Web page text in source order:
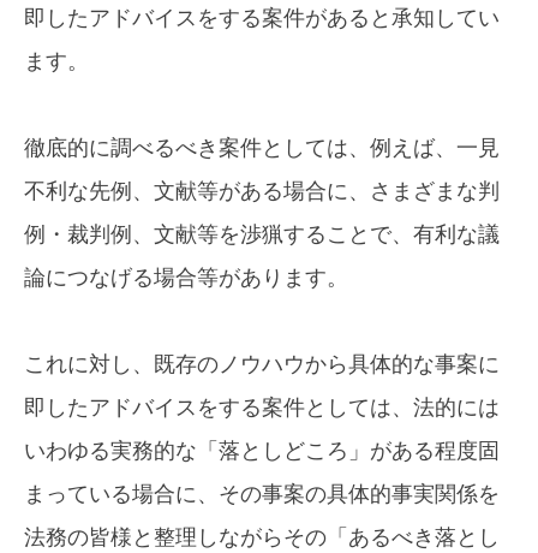
即したアドバイスをする案件があると承知してい
ます。
徹底的に調べるべき案件としては、例えば、一見
不利な先例、文献等がある場合に、さまざまな判
例・裁判例、文献等を渉猟することで、有利な議
論につなげる場合等があります。
これに対し、既存のノウハウから具体的な事案に
即したアドバイスをする案件としては、法的には
いわゆる実務的な「落としどころ」がある程度固
まっている場合に、その事案の具体的事実関係を
法務の皆様と整理しながらその「あるべき落とし